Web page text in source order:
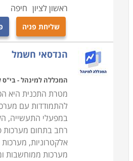
ראשון לציון חיפה
שליחת פניה
הנדסאי חשמל
המכללה למינהל - בי"ס
מטרת התכנית היא
להתמודדות עם
במפעלי התעשייה,
רחב בתחום מערכות
אלקטרוניות,
מערכות ממוחשבות